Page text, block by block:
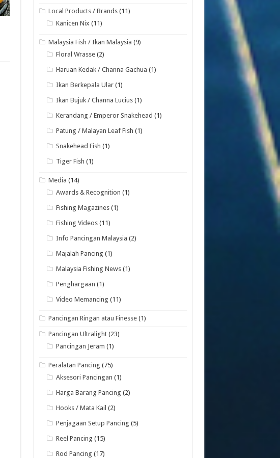
Local Products / Brands (11)
Kanicen Nix (11)
Malaysia Fish / Ikan Malaysia (9)
Floral Wrasse (2)
Haruan Kedak / Channa Gachua (1)
Ikan Berkepala Ular (1)
Ikan Bujuk / Channa Lucius (1)
Kerandang / Emperor Snakehead (1)
Patung / Malayan Leaf Fish (1)
Snakehead Fish (1)
Tiger Fish (1)
Media (14)
Awards & Recognition (1)
Fishing Magazines (1)
Fishing Videos (11)
Info Pancingan Malaysia (2)
Majalah Pancing (1)
Malaysia Fishing News (1)
Penghargaan (1)
Video Memancing (11)
Pancingan Ringan atau Finesse (1)
Pancingan Ultralight (23)
Pancingan Jeram (1)
Peralatan Pancing (75)
Aksesori Pancingan (1)
Harga Barang Pancing (2)
Hooks / Mata Kail (2)
Penjagaan Setup Pancing (5)
Reel Pancing (15)
Rod Pancing (17)